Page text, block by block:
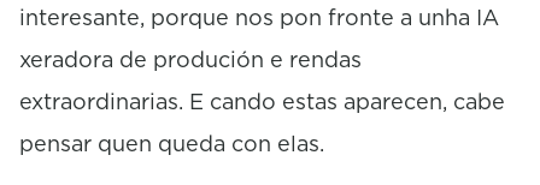
interesante, porque nos pon fronte a unha IA
xeradora de produción e rendas
extraordinarias. E cando estas aparecen, cabe
pensar quen queda con elas.